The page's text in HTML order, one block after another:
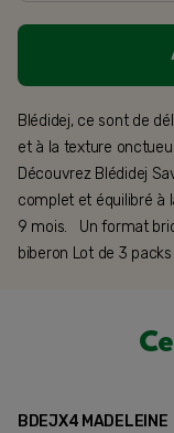
Blédidej, ce sont de
et à la texture
Découvrez Blédidej
complet et équilibré à
9 mois. Un format
biberon Lot de 3
BDEJX4 MADELEINE